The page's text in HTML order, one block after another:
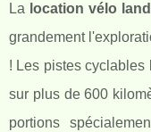
La location vélo
grandement
! Les pistes
sur plus de 600
portions